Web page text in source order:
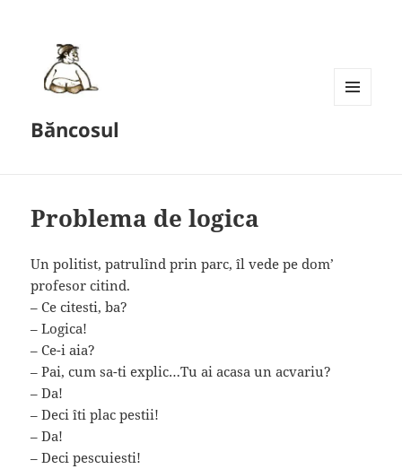
Băncosul
Problema de logica
Un politist, patrulînd prin parc, îl vede pe dom’
profesor citind.
– Ce citesti, ba?
– Logica!
– Ce-i aia?
– Pai, cum sa-ti explic…Tu ai acasa un acvariu?
– Da!
– Deci îti plac pestii!
– Da!
– Deci pescuiesti!